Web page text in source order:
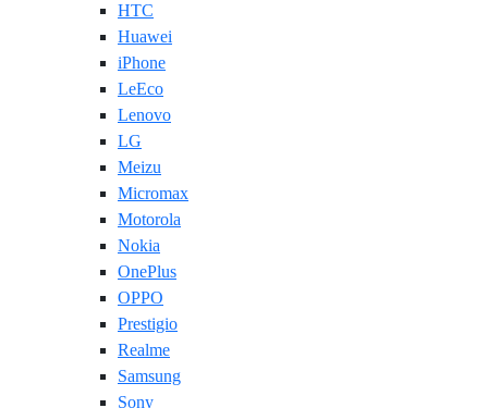
HTC
Huawei
iPhone
LeEco
Lenovo
LG
Meizu
Micromax
Motorola
Nokia
OnePlus
OPPO
Prestigio
Realme
Samsung
Sony